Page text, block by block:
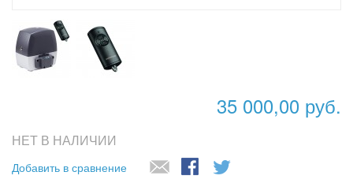
35 000,00 руб.
НЕТ В НАЛИЧИИ
Добавить в сравнение